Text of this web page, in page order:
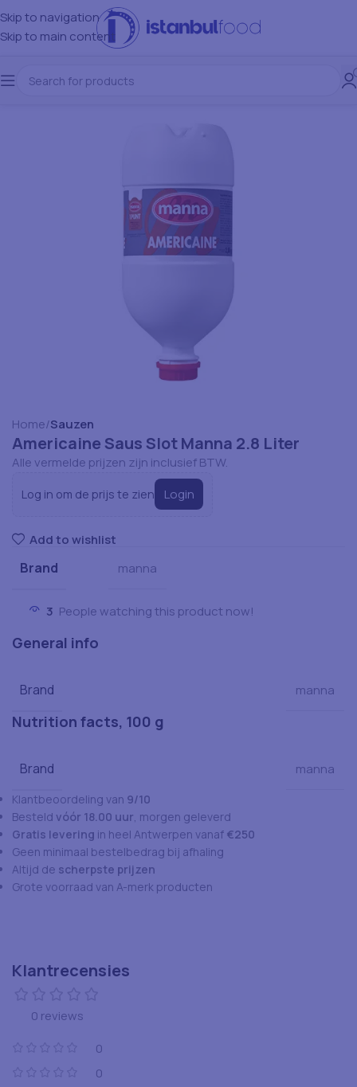
Skip to navigation
Skip to main content
Home Sauzen
Americaine Saus Slot Manna 2.8 Liter
Alle vermelde prijzen zijn inclusief BTW.
Log in om de prijs te zien Login
Add to wishlist
Brand manna
3 People watching this product now!
General info
Brand manna
Nutrition facts, 100 g
Brand manna
Klantbeoordeling van 9/10
Besteld vóór 18.00 uur, morgen geleverd
Gratis levering in heel Antwerpen vanaf €250
Geen minimaal bestelbedrag bij afhaling
Altijd de scherpste prijzen
Grote voorraad van A-merk producten
Klantrecensies
0 reviews
0
0